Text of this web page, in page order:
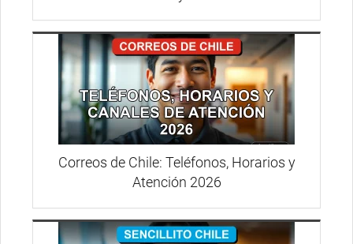
Correos de Chile: Teléfonos, Horarios y
Atención 2026